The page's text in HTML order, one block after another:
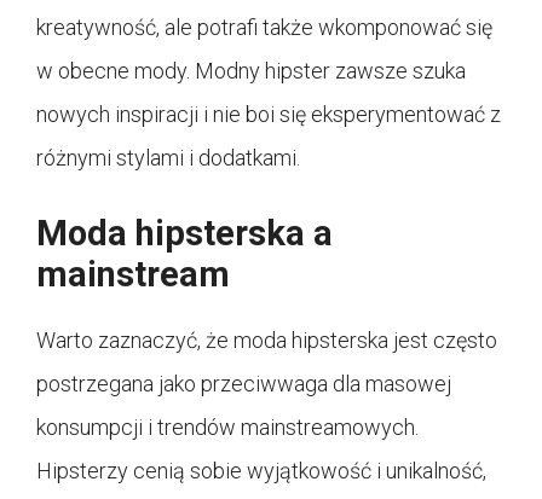
kreatywność, ale potrafi także wkomponować się
w obecne mody. Modny hipster zawsze szuka
nowych inspiracji i nie boi się eksperymentować z
różnymi stylami i dodatkami.
Moda hipsterska a
mainstream
Warto zaznaczyć, że moda hipsterska jest często
postrzegana jako przeciwwaga dla masowej
konsumpcji i trendów mainstreamowych.
Hipsterzy cenią sobie wyjątkowość i unikalność,